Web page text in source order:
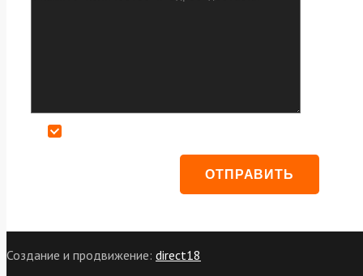
Создание и продвижение: direct18